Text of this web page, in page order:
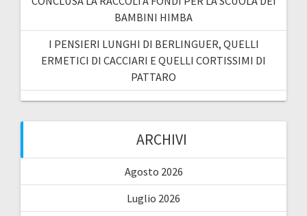
BAMBINI HIMBA
I PENSIERI LUNGHI DI BERLINGUER, QUELLI
ERMETICI DI CACCIARI E QUELLI CORTISSIMI DI
PATTARO
ARCHIVI
Agosto 2026
Luglio 2026